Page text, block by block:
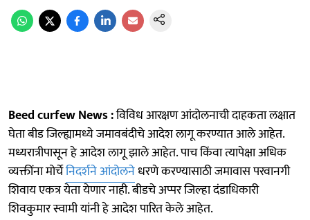
Beed curfew News :विविध आरक्षण आंदोलनाची दाहकता लक्षात
घेता बीड जिल्ह्यामध्ये जमावबंदीचे आदेश लागू करण्यात आले आहेत.
मध्यरात्रीपासून हे आदेश लागू झाले आहेत. पाच किंवा त्यापेक्षा अधिक
व्यक्तींना मोर्चेनिदर्शने आंदोलनेधरणे करण्यासाठी जमावास परवानगी
शिवाय एकत्र येता येणार नाही. बीडचे अप्पर जिल्हा दंडाधिकारी
शिवकुमार स्वामी यांनी हे आदेश पारित केले आहेत.